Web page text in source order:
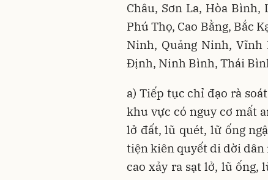
Châu, Sơn La, Hòa Bình,
Phú Thọ, Cao Bằng, Bắc
Ninh, Quảng Ninh, Vĩnh
Định, Ninh Bình, Thái
a) Tiếp tục chỉ đạo rà
khu vực có nguy cơ mất
lở đất, lũ quét, lữ ống
tiện kiên quyết di dời dân
cao xảy ra sạt lở, lũ ống,